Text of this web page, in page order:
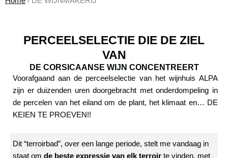
PERCEELSELECTIE DIE DE ZIEL
VAN
DE CORSICAANSE WIJN CONCENTREERT
Voorafgaand aan de perceelselectie van het wijnhuis ALPA
zijn er duizenden uren doorgebracht met onderdompeling in
de percelen van het eiland om de plant, het klimaat en… DE
KEIEN TE PROEVEN!!
Dit “terroirbad”, over een lange periode, stelt me vandaag in
staat om de beste expressie van elk terroir te vinden, met